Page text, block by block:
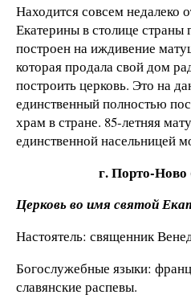
Находится совсем недалеко
Екатерины в столице
построен на иждивение
которая продала свой дом
построить церковь. Это на
единственный полностью
храм в стране. 85-летняя
единственной насельницей
г. Порто-Ново
Церковь во имя святой
Настоятель: священник
Богослужебные языки:
славянские распевы.